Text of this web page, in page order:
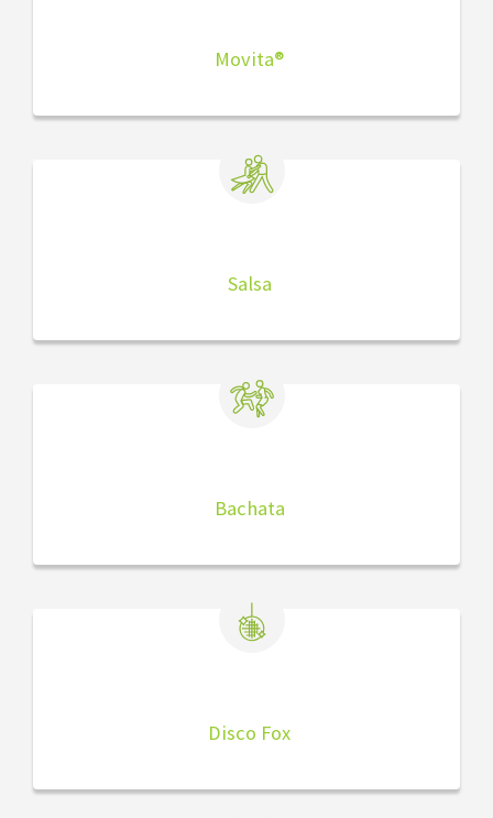
Movita®
Salsa
Bachata
Disco Fox